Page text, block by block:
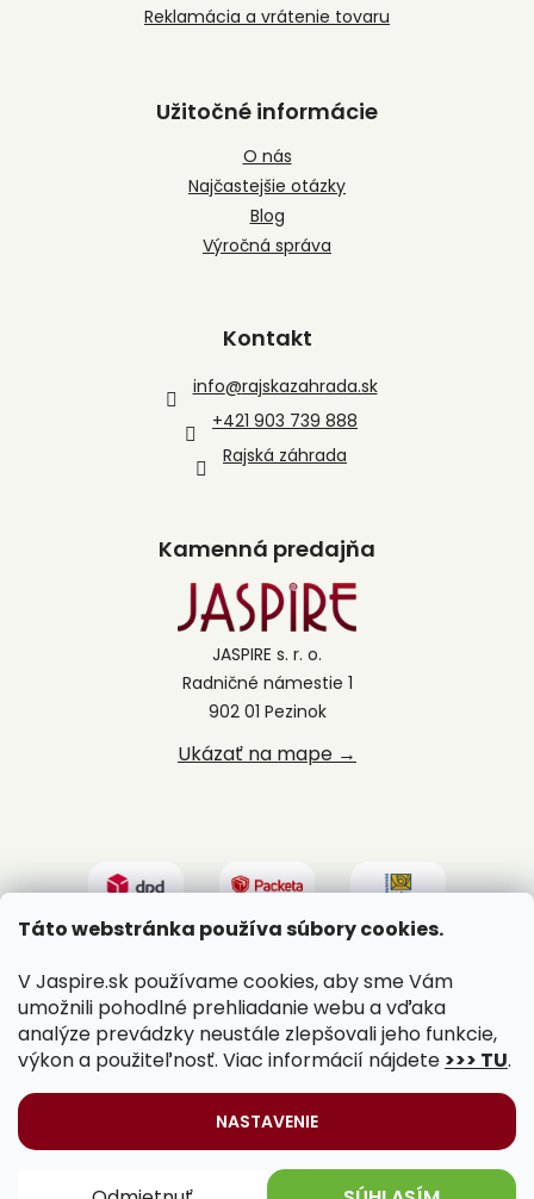
Táto webstránka používa súbory cookies.
V Jaspire.sk používame cookies, aby sme Vám
umožnili pohodlné prehliadanie webu a vďaka
analýze prevádzky neustále zlepšovali jeho funkcie,
výkon a použiteľnosť. Viac informácií nájdete >>> TU.
NASTAVENIE
Reklamácia a vrátenie tovaru
Užitočné informácie
O nás
Najčastejšie otázky
Blog
Výročná správa
Kontakt
info@rajskazahrada.sk
+421 903 739 888
Rajská záhrada
Kamenná predajňa
JASPIRE s. r. o.
Radničné námestie 1
902 01 Pezinok
Ukázať na mape →
Jaspire.sk. Všetky práva vyhradené.